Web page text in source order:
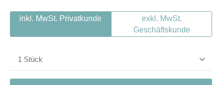
inkl. MwSt. Privatkunde
exkl. MwSt.
Geschäftskunde
Produkt Anzahl: Gib den gewünschten Wert ein